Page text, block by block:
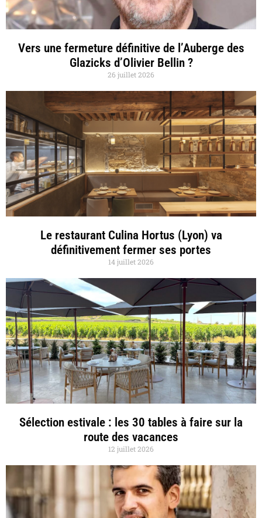
Vers une fermeture définitive de l’Auberge des
Glazicks d’Olivier Bellin ?
26 juillet 2026
Le restaurant Culina Hortus (Lyon) va
définitivement fermer ses portes
14 juillet 2026
Sélection estivale : les 30 tables à faire sur la
route des vacances
12 juillet 2026